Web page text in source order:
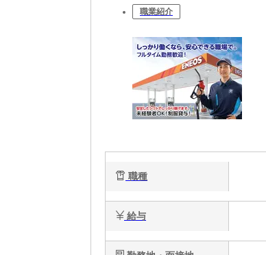
職業紹介
職種
給与